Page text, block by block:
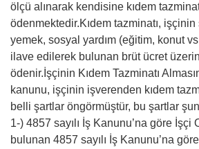
ölçü alınarak kendisine kıdem
ödenmektedir.Kıdem tazminatı, işçinin
yemek, sosyal yardım (eğitim, konut
ilave edilerek bulunan brüt ücret
ödenir.İşçinin Kıdem Tazminatı
kanunu, işçinin işverenden kıdem
belli şartlar öngörmüştür, bu şartlar
1-) 4857 sayılı İş Kanunu’na göre İşçi
bulunan 4857 sayılı İş Kanunu’na